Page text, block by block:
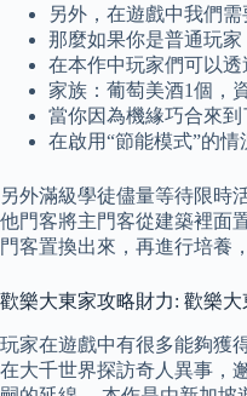
另外，在遊戲中我們
那麼如果你是普通玩
在本作中玩家們可以
家族：葡萄美酒1個，
當你因為機緣巧合來
在啟用“節能模式”的
另外滿級學徒儘量等待限時
他門客將主門客從建築裡面
門客置換出來，再進行培養
歡樂大東家攻略財力: 歡樂
玩家在遊戲中有很多能夠獲
在大千世界探訪奇人異事，